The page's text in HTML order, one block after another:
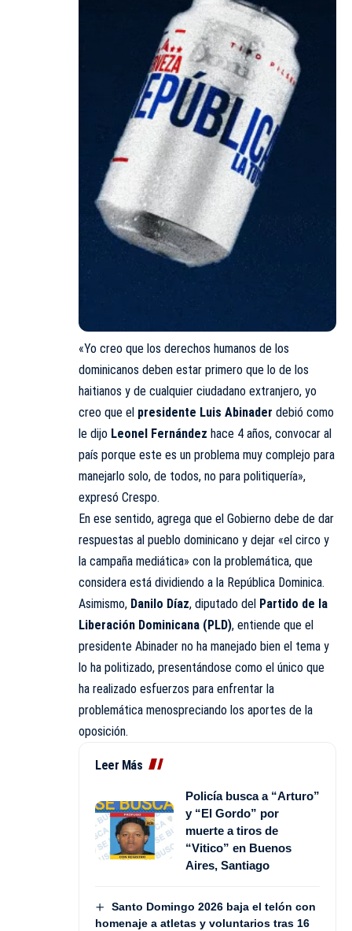
«Yo creo que los derechos humanos de los
dominicanos deben estar primero que lo de los
haitianos y de cualquier ciudadano extranjero, yo
creo que el presidente Luis Abinader debió como
le dijo Leonel Fernández hace 4 años, convocar al
país porque este es un problema muy complejo para
manejarlo solo, de todos, no para politiquería»,
expresó Crespo.
En ese sentido, agrega que el Gobierno debe de dar
respuestas al pueblo dominicano y dejar «el circo y
la campaña mediática» con la problemática, que
considera está dividiendo a la República Dominica.
Asimismo, Danilo Díaz, diputado del Partido de la
Liberación Dominicana (PLD), entiende que el
presidente Abinader no ha manejado bien el tema y
lo ha politizado, presentándose como el único que
ha realizado esfuerzos para enfrentar la
problemática menospreciando los aportes de la
oposición.
Leer Más
Policía busca a “Arturo”
y “El Gordo” por
muerte a tiros de
“Vitico” en Buenos
Aires, Santiago
Santo Domingo 2026 baja el telón con
homenaje a atletas y voluntarios tras 16